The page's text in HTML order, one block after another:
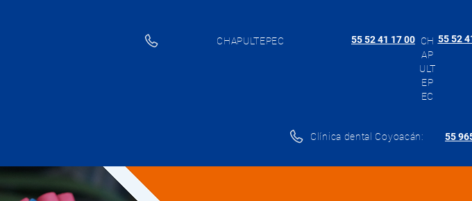
CHAPULTEPEC 55 52 41 17 00 CH
AP
ULT
EP
EC
55 52
Clínica dental Coyoacán: 55